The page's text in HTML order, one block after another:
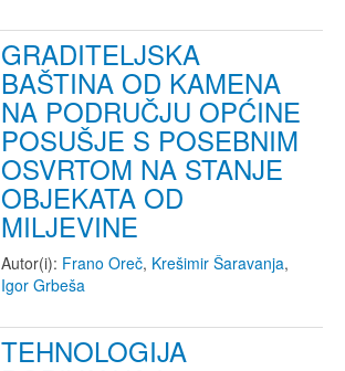
GRADITELJSKA
BAŠTINA OD KAMENA
NA PODRUČJU OPĆINE
POSUŠJE S POSEBNIM
OSVRTOM NA STANJE
OBJEKATA OD
MILJEVINE
Autor(i): Frano Oreč, Krešimir Šaravanja,
Igor Grbeša
TEHNOLOGIJA